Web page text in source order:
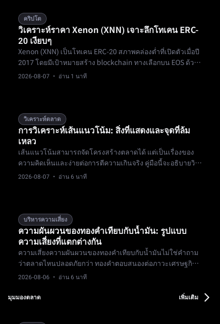
คริปโต
วิเคราะห์ราคา Xenon (XNN) เจาะลึกโทเคน ERC-
20 เงียบๆ
Xenon (XNN) เป็นโทเคน ERC-20 สภาพคล่องต่ำที่เปิดตัวเมื่อปี
2017 โดยมีเป้าหมายสร้าง blockchain ทางเลือกบน EOS ด้วย
อุปทานทั้งหมด 1 พันล้านและอุปทานหมุนเวียน 300 ล้าน ทำให้
2026-08-07 · อ่าน 1 นาที
วิเคราะห์ตลาด
การวิเคราะห์เส้นแนวโน้ม: สิ่งที่แสดงและจุดที่ล้ม
เหลว
เส้นแนวโน้มสามารถจัดโครงสร้างตลาดได้ แต่เป็นเรื่องของ
ความคิดเห็นและง่ายต่อการตีความเกินจริง คู่มือนี้จะอธิบายวิธี
ใช้เป็นบริบท ไม่ใช่เป็นข้อพิสูจน์
2026-08-07 · อ่าน 6 นาที
บริหารความเสี่ยง
ความผันผวนของทองคำเทียบกับน้ำมัน: รูปแบบ
ความเสี่ยงที่แตกต่างกัน
ความเสี่ยงความผันผวนของทองคำเทียบกับน้ำมันไม่ใช่คำถาม
ว่าตลาดไหนปลอดภัยกว่า ทองคำตอบสนองต่อภาวะเศรษฐกิจ
มหภาค อัตราดอกเบี้ย และดอลลาร์ ในขณะที่น้ำมันตอบสนอง
จำเป็นต้องมีกฎการกำหนดขนาด การรับมือเหตุการณ์ และการ
2026-08-06 · อ่าน 6 นาที
มุมมองตลาด เพิ่มเติม